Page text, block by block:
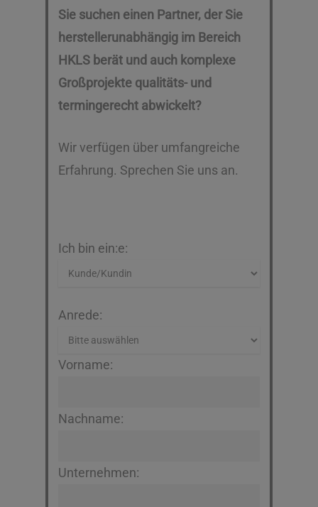
Sie suchen einen Partner, der Sie
herstellerunabhängig im Bereich
HKLS berät und auch komplexe
Großprojekte qualitäts- und
termingerecht abwickelt?
Wir verfügen über umfangreiche
Erfahrung. Sprechen Sie uns an.
Ich bin ein:e:
Anrede:
Vorname:
Nachname:
Unternehmen: